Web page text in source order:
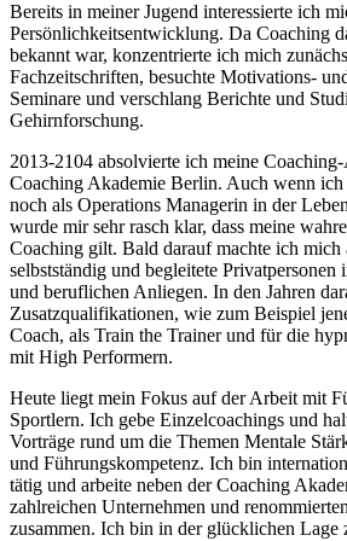
Bereits in meiner Jugend interessierte ich
Persönlichkeitsentwicklung. Da Coaching
bekannt war, konzentrierte ich mich
Fachzeitschriften, besuchte Motivations-
Seminare und verschlang Berichte und
Gehirnforschung.
2013-2104 absolvierte ich meine
Coaching Akademie Berlin. Auch wenn
noch als Operations Managerin in der
wurde mir sehr rasch klar, dass meine
Coaching gilt. Bald darauf machte ich mich
selbstständig und begleitete Privatpersonen
und beruflichen Anliegen. In den Jahren
Zusatzqualifikationen, wie zum Beispiel
Coach, als Train the Trainer und für die
mit High Performern.
Heute liegt mein Fokus auf der Arbeit mit
Sportlern. Ich gebe Einzelcoachings und
Vorträge rund um die Themen Mentale
und Führungskompetenz. Ich bin
tätig und arbeite neben der Coaching
zahlreichen Unternehmen und
zusammen. Ich bin in der glücklichen Lage